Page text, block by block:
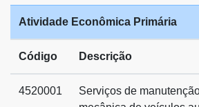
Atividade Econômica Primária
Código Descrição
4520001
Serviços de